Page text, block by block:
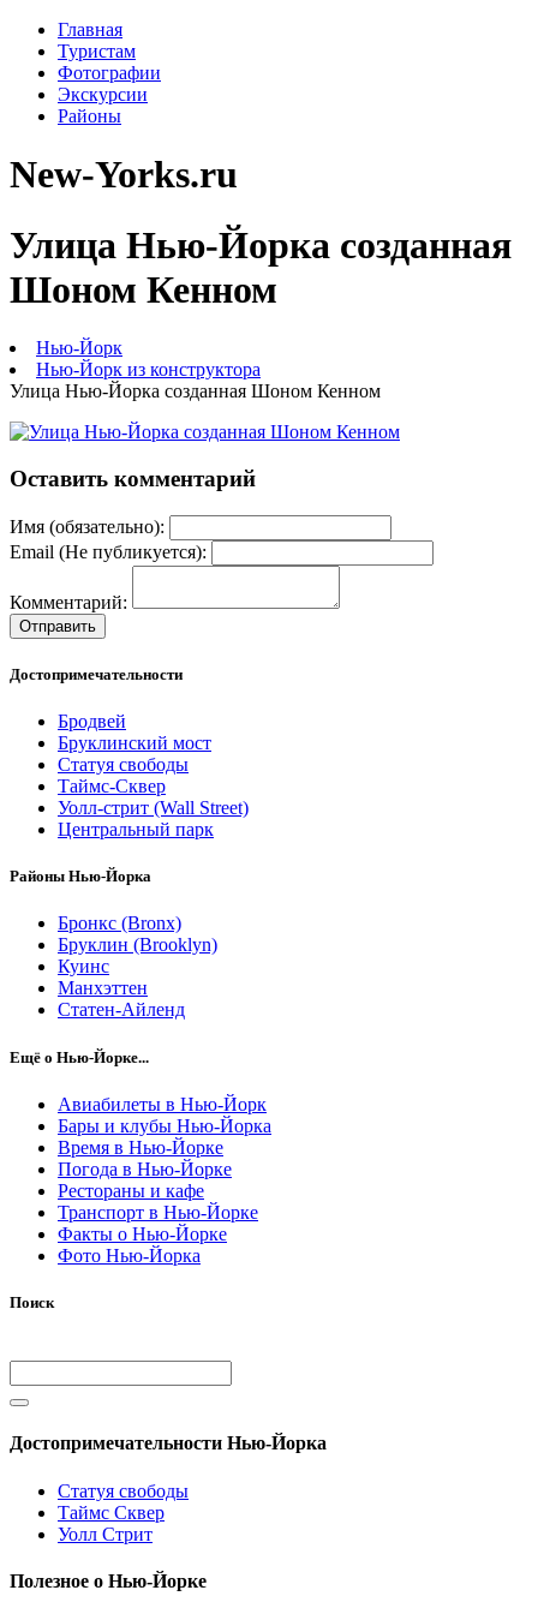
Главная
Туристам
Фотографии
Экскурсии
Районы
New-Yorks.ru
Улица Нью-Йорка созданная
Шоном Кенном
Нью-Йорк
Нью-Йорк из конструктора
Улица Нью-Йорка созданная Шоном Кенном
Оставить комментарий
Имя (обязательно):
Email (Не публикуется):
Комментарий:
Отправить
Достопримечательности
Бродвей
Бруклинский мост
Статуя свободы
Таймс-Сквер
Уолл-стрит (Wall Street)
Центральный парк
Районы Нью-Йорка
Бронкс (Bronx)
Бруклин (Brooklyn)
Куинс
Манхэттен
Статен-Айленд
Ещё о Нью-Йорке...
Авиабилеты в Нью-Йорк
Бары и клубы Нью-Йорка
Время в Нью-Йорке
Погода в Нью-Йорке
Рестораны и кафе
Транспорт в Нью-Йорке
Факты о Нью-Йорке
Фото Нью-Йорка
Поиск
Достопримечательности Нью-Йорка
Статуя свободы
Таймс Сквер
Уолл Стрит
Полезное о Нью-Йорке